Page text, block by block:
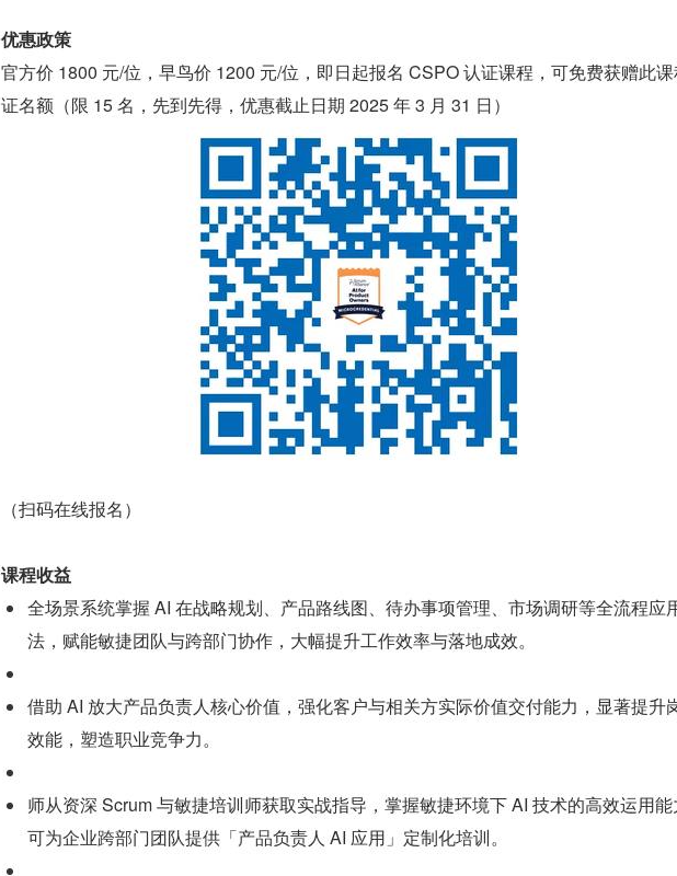
优惠政策
官方价 1800 元/位，早鸟价 1200 元/位，即日起报名 CSPO 认证课程，可免费获赠此
证名额（限 15 名，先到先得，优惠截止日期 2025 年 3 月 31 日）
（扫码在线报名）
课程收益
全场景系统掌握 AI 在战略规划、产品路线图、待办事项管理、市场调研等全流程应
法，赋能敏捷团队与跨部门协作，大幅提升工作效率与落地成效。
借助 AI 放大产品负责人核心价值，强化客户与相关方实际价值交付能力，显著提升
效能，塑造职业竞争力。
师从资深 Scrum 与敏捷培训师获取实战指导，掌握敏捷环境下 AI 技术的高效运用
可为企业跨部门团队提供「产品负责人 AI 应用」定制化培训。